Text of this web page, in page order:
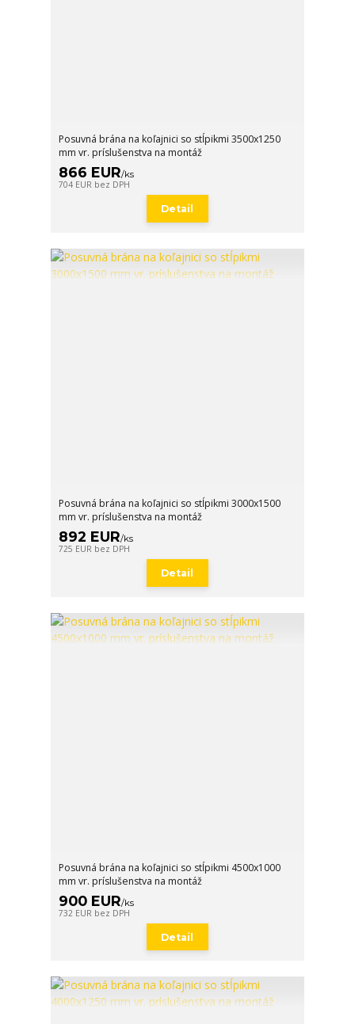
Posuvná brána na koľajnici so stĺpikmi 3500x1250
mm vr. príslušenstva na montáž
866 EUR/ks
704 EUR bez DPH
Detail
Posuvná brána na koľajnici so stĺpikmi 3000x1500
mm vr. príslušenstva na montáž
892 EUR/ks
725 EUR bez DPH
Detail
Posuvná brána na koľajnici so stĺpikmi 4500x1000
mm vr. príslušenstva na montáž
900 EUR/ks
732 EUR bez DPH
Detail